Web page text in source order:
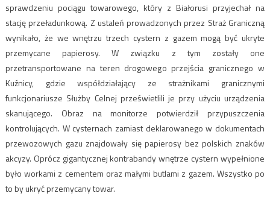
sprawdzeniu pociągu towarowego, który z Białorusi przyjechał na
stację przeładunkową. Z ustaleń prowadzonych przez Straż Graniczną
wynikało, że we wnętrzu trzech cystern z gazem mogą być ukryte
przemycane papierosy. W związku z tym zostały one
przetransportowane na teren drogowego przejścia granicznego w
Kuźnicy, gdzie współdziałający ze strażnikami granicznymi
funkcjonariusze Służby Celnej prześwietlili je przy użyciu urządzenia
skanującego. Obraz na monitorze potwierdził przypuszczenia
kontrolujących. W cysternach zamiast deklarowanego w dokumentach
przewozowych gazu znajdowały się papierosy bez polskich znaków
akcyzy. Oprócz gigantycznej kontrabandy wnętrze cystern wypełnione
było workami z cementem oraz małymi butlami z gazem. Wszystko po
to by ukryć przemycany towar.